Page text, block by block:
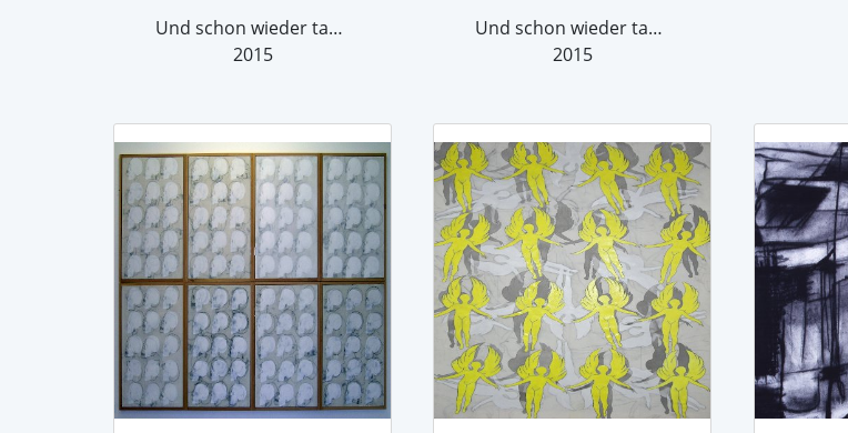
Und schon wieder tanzen sie..... (2)
2015
Und schon wieder tanzen sie..... (1)
2015